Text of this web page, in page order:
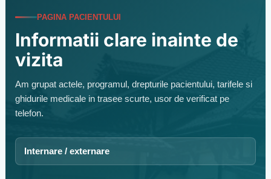
PAGINA PACIENTULUI
Informatii clare inainte de
vizita
Am grupat actele, programul, drepturile pacientului, tarifele si
ghidurile medicale in trasee scurte, usor de verificat pe
telefon.
Internare / externare